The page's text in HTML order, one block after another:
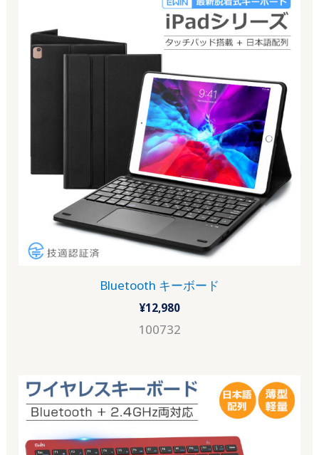
Bluetooth キーボード
¥12,980
100732